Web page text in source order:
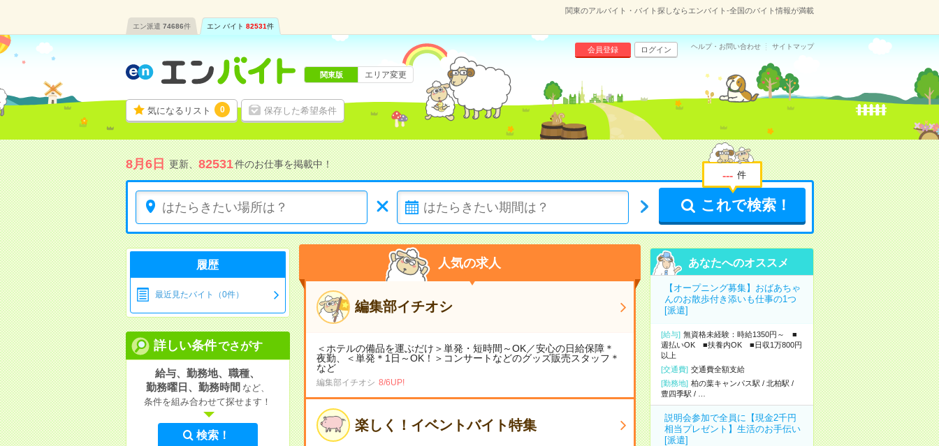
関東のアルバイト・バイト探しならエンバイト-全国のバイト情報が満載
エン派遣 74686件 エン バイト 82531件
気になるリスト 0 保存した希望条件
会員登録 ログイン ヘルプ・お問い合わせ サイトマップ
関東版 エリア変更
8月6日更新、82531件のお仕事を掲載中！
- - - 件
これで検索！
履歴
最近見たバイト（0件）
詳しい条件でさがす
給与、勤務地、職種、
勤務曜日、勤務時間 など、
条件を組み合わせて探せます！
検索！
人気の求人
編集部イチオシ
＜ホテルの備品を運ぶだけ＞単発・短時間～OK／安心の日給保障＊
夜勤、＜単発＊1日～OK！＞コンサートなどのグッズ販売スタッフ＊
など
編集部イチオシ 8/6UP!
楽しく！イベントバイト特集
あなたへのオススメ
【オープニング募集】おばあちゃ
んのお散歩付き添いも仕事の1つ
[派遣]
[給与] 無資格未経験：時給1350円～ ■
週払いOK ■扶養内OK ■日収1万800円
以上
[交通費] 交通費全額支給
[勤務地] 柏の葉キャンパス駅 / 北柏駅 /
豊四季駅 /
説明会参加で全員に【現金2千円
相当プレゼント】生活のお手伝い
[派遣]